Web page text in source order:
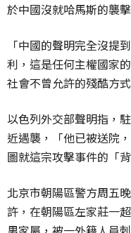
於中國沒就哈馬斯的襲
「中國的聲明完全沒提
利，這是任何主權國家
社會不曾允許的殘酷方
以色列外交部聲明指，
近遇襲，「他已被送院
圖就這宗攻擊事件的「
北京市朝陽區警方周五
許，在朝陽區左家莊一